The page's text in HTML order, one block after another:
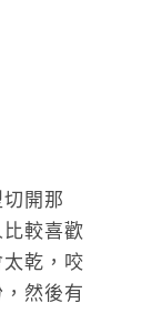
開那
較喜歡
乾，咬
然後有